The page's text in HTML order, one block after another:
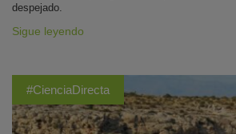
despejado.
Sigue leyendo
#CienciaDirecta